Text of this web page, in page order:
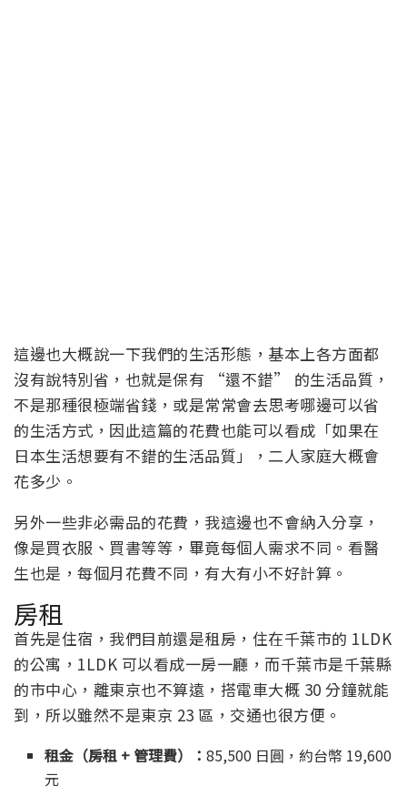
這邊也大概說一下我們的生活形態，基本上各方面都
沒有說特別省，也就是保有 “還不錯” 的生活品質，
不是那種很極端省錢，或是常常會去思考哪邊可以省
的生活方式，因此這篇的花費也能可以看成「如果在
日本生活想要有不錯的生活品質」，二人家庭大概會
花多少。
另外一些非必需品的花費，我這邊也不會納入分享，
像是買衣服、買書等等，畢竟每個人需求不同。看醫
生也是，每個月花費不同，有大有小不好計算。
房租
首先是住宿，我們目前還是租房，住在千葉市的 1LDK
的公寓，1LDK 可以看成一房一廳，而千葉市是千葉縣
的市中心，離東京也不算遠，搭電車大概 30 分鐘就能
到，所以雖然不是東京 23 區，交通也很方便。
租金（房租 + 管理費）：85,500 日圓，約台幣 19,600
元